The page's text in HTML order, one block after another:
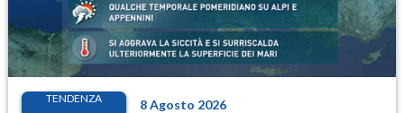
TENDENZA 8 Agosto 2026